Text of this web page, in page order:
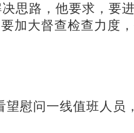
思路，他要求，要
加大督查检查力度
慰问一线值班人员